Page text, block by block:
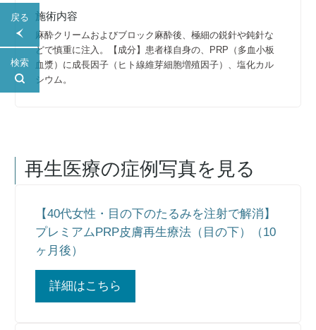
戻る
検索
施術内容
麻酔クリームおよびブロック麻酔後、極細の鋭針や鈍針な
どで慎重に注入。【成分】患者様自身の、PRP（多血小板
血漿）に成長因子（ヒト線維芽細胞増殖因子）、塩化カル
シウム。
再生医療の症例写真を見る
【40代女性・目の下のたるみを注射で解消】
プレミアムPRP皮膚再生療法（目の下）（10
ヶ月後）
詳細はこちら